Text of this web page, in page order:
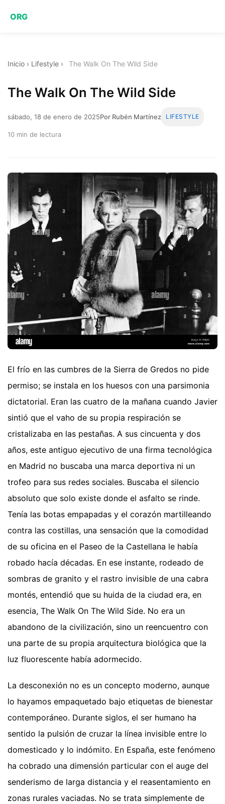
ORG
Inicio › Lifestyle › The Walk On The Wild Side
The Walk On The Wild Side
sábado, 18 de enero de 2025Por Rubén Martínez LIFESTYLE
10 min de lectura
El frío en las cumbres de la Sierra de Gredos no pide
permiso; se instala en los huesos con una parsimonia
dictatorial. Eran las cuatro de la mañana cuando Javier
sintió que el vaho de su propia respiración se
cristalizaba en las pestañas. A sus cincuenta y dos
años, este antiguo ejecutivo de una firma tecnológica
en Madrid no buscaba una marca deportiva ni un
trofeo para sus redes sociales. Buscaba el silencio
absoluto que solo existe donde el asfalto se rinde.
Tenía las botas empapadas y el corazón martilleando
contra las costillas, una sensación que la comodidad
de su oficina en el Paseo de la Castellana le había
robado hacía décadas. En ese instante, rodeado de
sombras de granito y el rastro invisible de una cabra
montés, entendió que su huida de la ciudad era, en
esencia, The Walk On The Wild Side. No era un
abandono de la civilización, sino un reencuentro con
una parte de su propia arquitectura biológica que la
luz fluorescente había adormecido.
La desconexión no es un concepto moderno, aunque
lo hayamos empaquetado bajo etiquetas de bienestar
contemporáneo. Durante siglos, el ser humano ha
sentido la pulsión de cruzar la línea invisible entre lo
domesticado y lo indómito. En España, este fenómeno
ha cobrado una dimensión particular con el auge del
senderismo de larga distancia y el reasentamiento en
zonas rurales vaciadas. No se trata simplemente de